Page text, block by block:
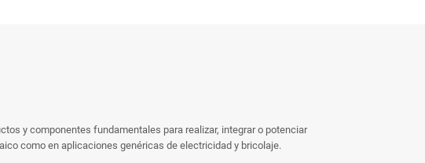
y componentes fundamentales para realizar, integrar o potenciar
como en aplicaciones genéricas de electricidad y bricolaje.